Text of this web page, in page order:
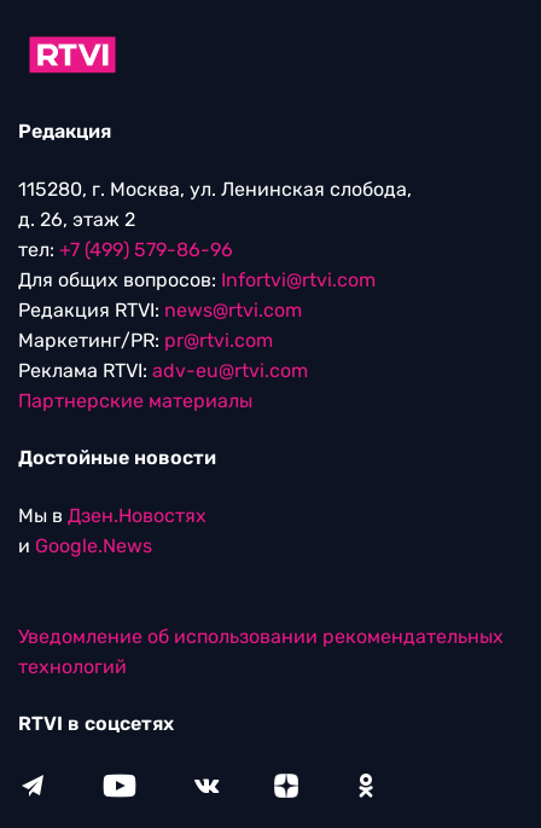
Редакция
115280, г. Москва, ул. Ленинская слобода,
д. 26, этаж 2
тел: +7 (499) 579-86-96
Для общих вопросов: Infortvi@rtvi.com
Редакция RTVI: news@rtvi.com
Маркетинг/PR: pr@rtvi.com
Реклама RTVI: adv-eu@rtvi.com
Партнерские материалы
Достойные новости
Мы в Дзен.Новостях
и Google.News
Уведомление об использовании рекомендательных
технологий
RTVI в соцсетях